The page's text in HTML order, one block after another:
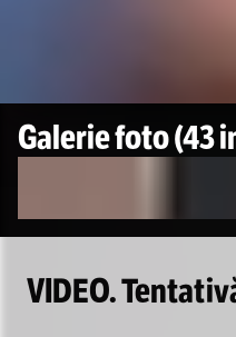
Galerie foto(43
VIDEO.